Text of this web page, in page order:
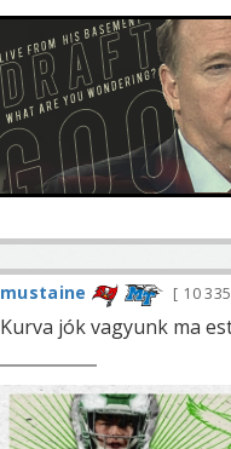
mustaine 10 335
Kurva jók vagyunk ma